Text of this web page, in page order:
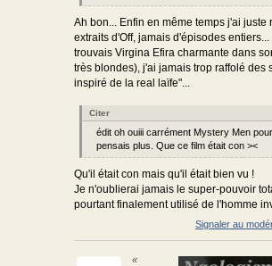
Ah bon... Enfin en même temps j'ai juste
extraits d'Off, jamais d'épisodes
trouvais Virgina Efira charmante dans
très blondes), j'ai jamais trop raffolé des
inspiré de la real laïfe"...
Citer
édit oh ouiii carrément Mystery Men
pensais plus. Que ce film était con ><
Qu'il était con mais qu'il était bien vu !
Je n'oublierai jamais le super-pouvoir
pourtant finalement utilisé de l'homme
Signaler au
«